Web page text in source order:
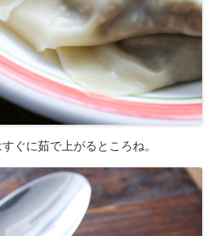
ぐに茹で上がるところね。